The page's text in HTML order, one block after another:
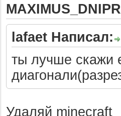
lafaet Написал:
ты лучше скажи
Удаляй minecraft